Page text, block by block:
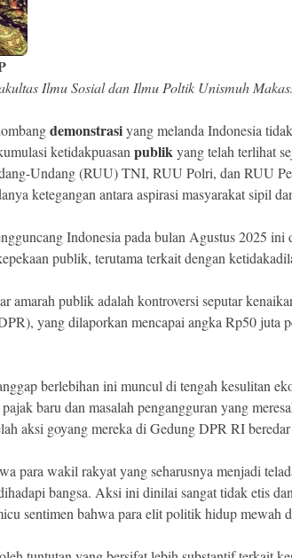
Ilmu Sosial dan Ilmu Poltik Unismuh
demonstrasiyang melanda Indonesia
ketidakpuasan publikyang telah terlihat
Undang (RUU) TNI, RUU Polri, dan RUU
ketegangan antara aspirasi masyarakat sipil
Indonesia pada bulan Agustus 2025
publik, terutama terkait dengan
amarah publik adalah kontroversi seputar
yang dilaporkan mencapai angka Rp50 juta
berlebihan ini muncul di tengah kesulitan
baru dan masalah pengangguran yang
aksi goyang mereka di Gedung DPR RI
para wakil rakyat yang seharusnya menjadi
bangsa. Aksi ini dinilai sangat tidak etis
sentimen bahwa para elit politik hidup mewah